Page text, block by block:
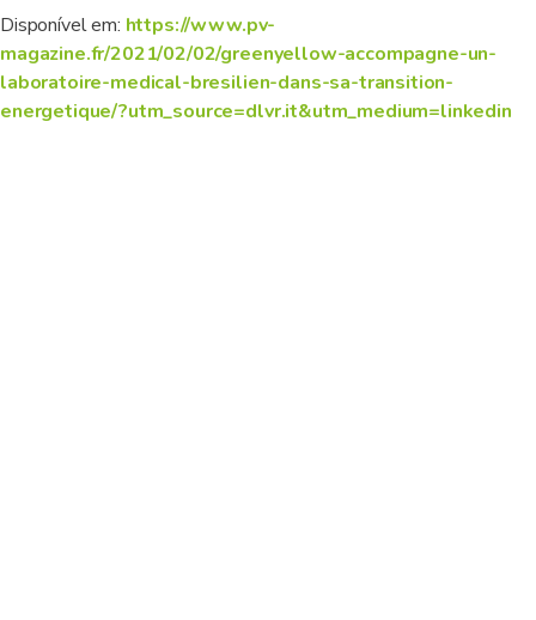
Disponível em: https://www.pv-
magazine.fr/2021/02/02/greenyellow-accompagne-un-
laboratoire-medical-bresilien-dans-sa-transition-
energetique/?utm_source=dlvr.it&utm_medium=linkedin